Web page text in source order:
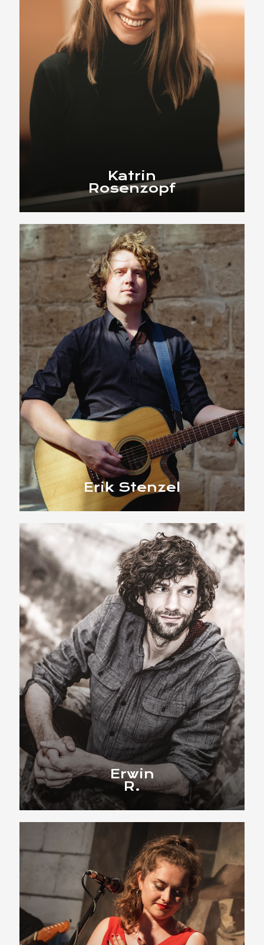
Katrin
Rosenzopf
Erik Stenzel
Erwin
R.